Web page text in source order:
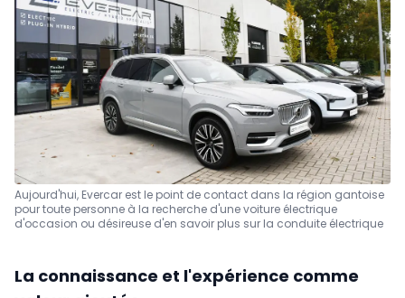
Aujourd'hui, Evercar est le point de contact dans la région gantoise
pour toute personne à la recherche d'une voiture électrique
d'occasion ou désireuse d'en savoir plus sur la conduite électrique
La connaissance et l'expérience comme